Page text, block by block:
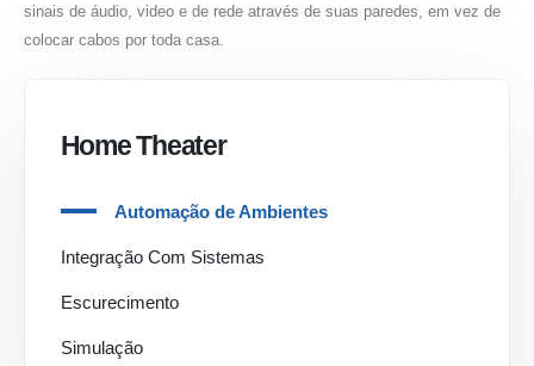
sinais de áudio, video e de rede através de suas paredes, em vez de
colocar cabos por toda casa.
Home Theater
Automação de Ambientes
Integração Com Sistemas
Escurecimento
Simulação